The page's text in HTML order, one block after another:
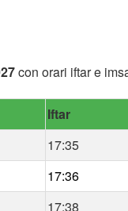
con orari iftar e
Iftar
17:35
17:36
17:38